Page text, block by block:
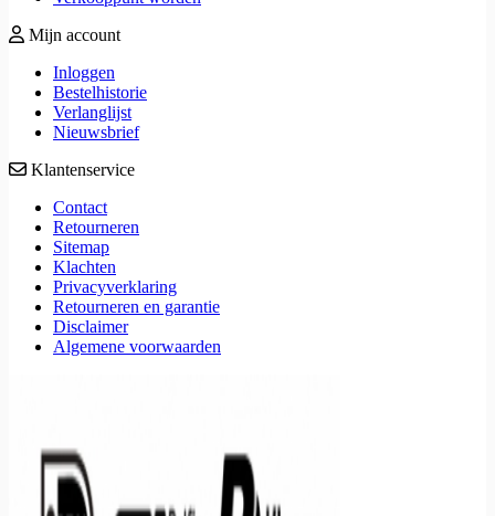
Mijn account
Inloggen
Bestelhistorie
Verlanglijst
Nieuwsbrief
Klantenservice
Contact
Retourneren
Sitemap
Klachten
Privacyverklaring
Retourneren en garantie
Disclaimer
Algemene voorwaarden